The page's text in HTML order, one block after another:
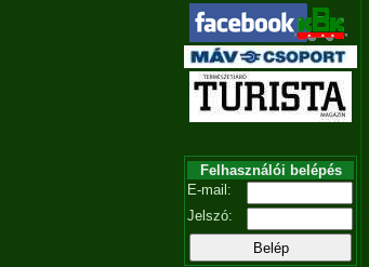
Felhasználói belépés
E-mail:
Jelszó: